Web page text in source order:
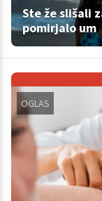
Ste že slišali
pomirjalo um
OGLAS